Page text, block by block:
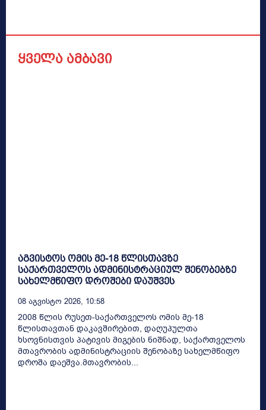
ყველა ამბავი
აგვისტოს ომის მე-18 წლისთავზე
საქართველოს ადმინისტრაციულ შენობებზე
სახელმწიფო დროშები დაუშვეს
08 Აგვისტო 2026, 10:58
2008 წლის რუსეთ-საქართველოს ომის მე-18
წლისთავთან დაკავშირებით, დაღუპულთა
ხსოვნისთვის პატივის მიგების ნიშნად, საქართველოს
მთავრობის ადმინისტრაციის შენობაზე სახელმწიფო
დროშა დაეშვა.მთავრობის...